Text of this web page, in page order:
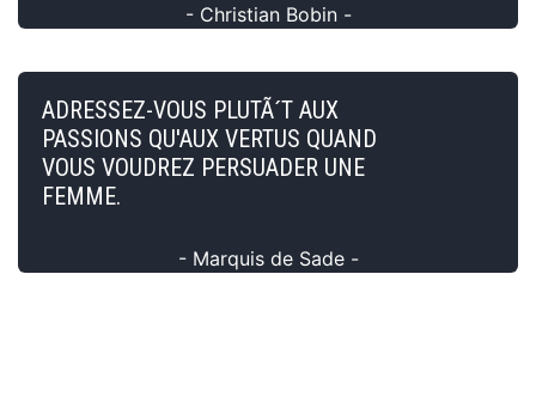
- Christian Bobin -
ADRESSEZ-VOUS PLUTÃ´T AUX
PASSIONS QU'AUX VERTUS QUAND
VOUS VOUDREZ PERSUADER UNE
FEMME.
- Marquis de Sade -